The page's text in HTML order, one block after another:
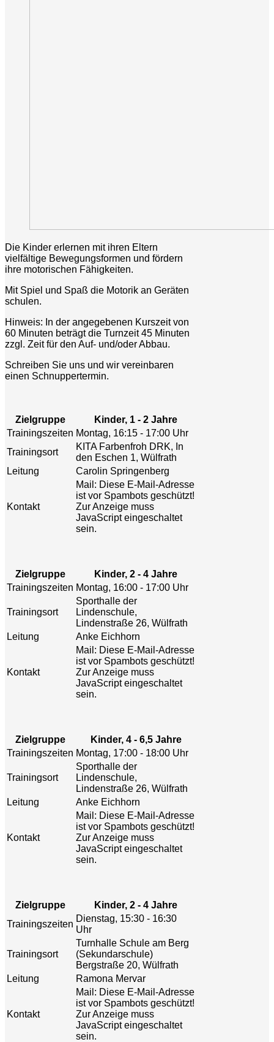
Die Kinder erlernen mit ihren Eltern
vielfältige Bewegungsformen und fördern
ihre motorischen Fähigkeiten.
Mit Spiel und Spaß die Motorik an Geräten
schulen.
Hinweis: In der angegebenen Kurszeit von
60 Minuten beträgt die Turnzeit 45 Minuten
zzgl. Zeit für den Auf- und/oder Abbau.
Schreiben Sie uns und wir vereinbaren
einen Schnuppertermin.
Zielgruppe
Kinder, 1 - 2 Jahre
Trainingszeiten Montag, 16:15 - 17:00 Uhr
Trainingsort
KITA Farbenfroh DRK, In
den Eschen 1, Wülfrath
Leitung
Carolin Springenberg
Kontakt
Mail: Diese E-Mail-Adresse
ist vor Spambots geschützt!
Zur Anzeige muss
JavaScript eingeschaltet
sein.
Zielgruppe
Kinder, 2 - 4 Jahre
Trainingszeiten Montag, 16:00 - 17:00 Uhr
Trainingsort
Sporthalle der
Lindenschule,
Lindenstraße 26, Wülfrath
Leitung
Anke Eichhorn
Kontakt
Mail: Diese E-Mail-Adresse
ist vor Spambots geschützt!
Zur Anzeige muss
JavaScript eingeschaltet
sein.
Zielgruppe
Kinder, 4 - 6,5 Jahre
Trainingszeiten Montag, 17:00 - 18:00 Uhr
Trainingsort
Sporthalle der
Lindenschule,
Lindenstraße 26, Wülfrath
Leitung
Anke Eichhorn
Kontakt
Mail: Diese E-Mail-Adresse
ist vor Spambots geschützt!
Zur Anzeige muss
JavaScript eingeschaltet
sein.
Zielgruppe
Kinder, 2 - 4 Jahre
Trainingszeiten
Dienstag, 15:30 - 16:30
Uhr
Trainingsort
Turnhalle Schule am Berg
(Sekundarschule)
Bergstraße 20, Wülfrath
Leitung
Ramona Mervar
Kontakt
Mail: Diese E-Mail-Adresse
ist vor Spambots geschützt!
Zur Anzeige muss
JavaScript eingeschaltet
sein.